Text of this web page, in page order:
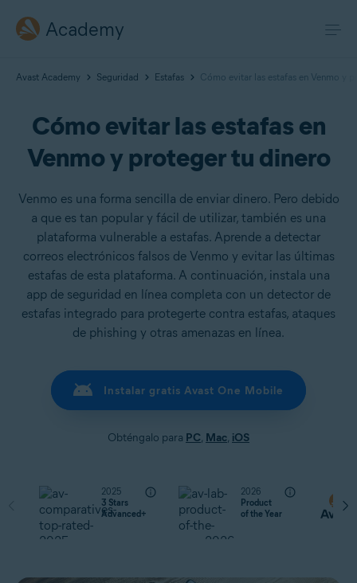
Academy
Avast Academy Seguridad Estafas Cómo evitar las estafas en Venmo y
Cómo evitar las estafas en
Venmo y proteger tu dinero
Venmo es una forma sencilla de enviar dinero. Pero debido
a que es tan popular y fácil de utilizar, también es una
plataforma vulnerable a estafas. Aprende a detectar
correos electrónicos falsos de Venmo y evitar las últimas
estafas de esta plataforma. A continuación, instala una
app de seguridad en línea completa con un detector de
estafas integrado para protegerte contra estafas, ataques
de phishing y otras amenazas en línea.
Instalar gratis Avast One Mobile
Obténgalo para PC, Mac, iOS
2025
3 Stars
Advanced+
2026
Product
of the Year